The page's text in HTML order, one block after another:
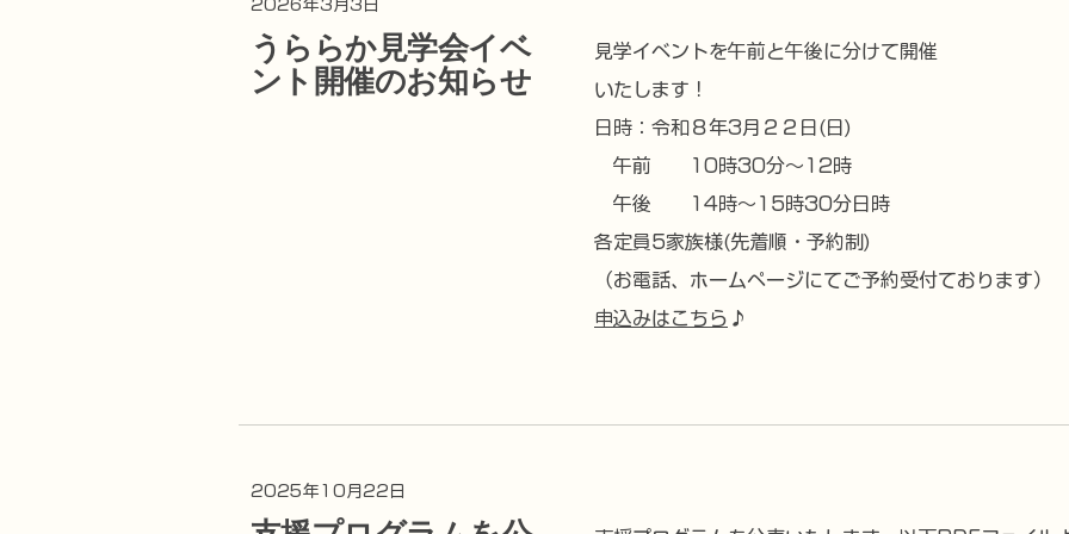
2026年3月3日
うららか見学会イベ
ント開催のお知らせ
見学イベントを午前と午後に分けて開催
いたします！
日時：令和８年3月２２日(日)
午前 10時30分～12時
午後 14時～15時30分日時
各定員5家族様(先着順・予約制)
（お電話、ホームページにてご予約受付ております）
申込みはこちら ♪
2025年10月22日